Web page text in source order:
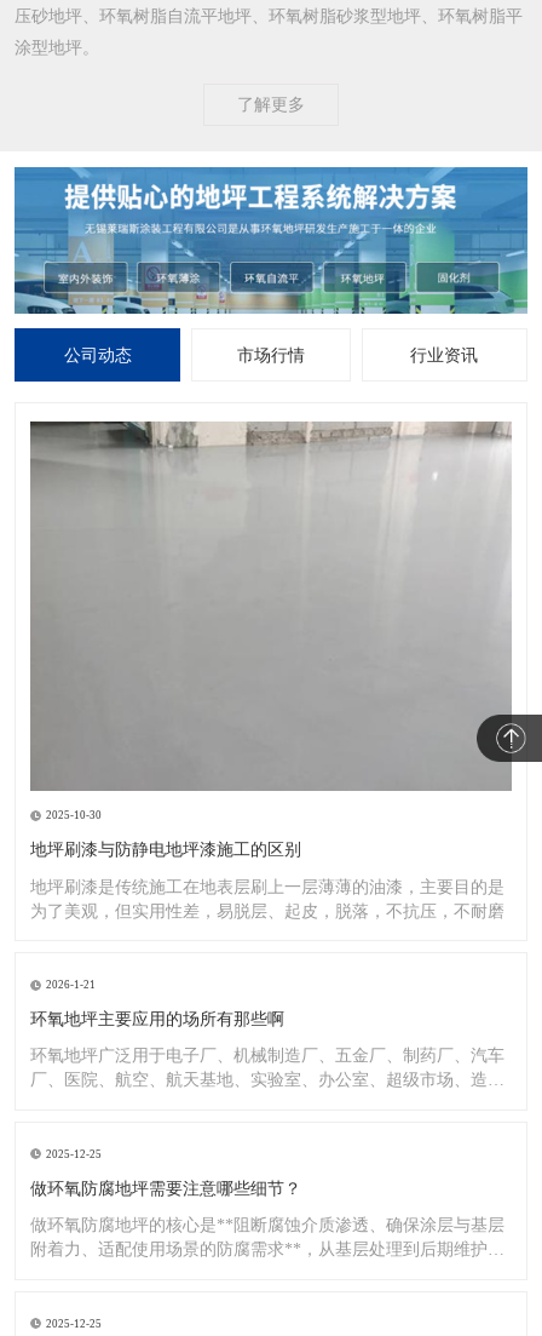
压砂地坪、环氧树脂自流平地坪、环氧树脂砂浆型地坪、环氧树脂平
涂型地坪。
了解更多
公司动态 市场行情 行业资讯
2025-10-30
地坪刷漆与防静电地坪漆施工的区别
地坪刷漆是传统施工在地表层刷上一层薄薄的油漆，主要目的是
为了美观，但实用性差，易脱层、起皮，脱落，不抗压，不耐磨
2026-1-21
环氧地坪主要应用的场所有那些啊
环氧地坪广泛用于电子厂、机械制造厂、五金厂、制药厂、汽车
厂、医院、航空、航天基地、实验室、办公室、超级市场、造纸
2025-12-25
做环氧防腐地坪需要注意哪些细节？
做环氧防腐地坪的核心是**阻断腐蚀介质渗透、确保涂层与基层
附着力、适配使用场景的防腐需求**，从基层处理到后期维护，
2025-12-25